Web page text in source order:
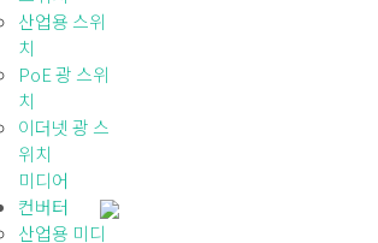
산업용 스위
치
PoE 광 스위
치
이더넷 광 스
위치
미디어
컨버터
산업용 미디